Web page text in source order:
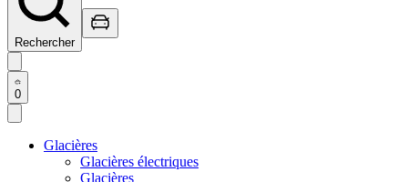
Rechercher
0
Glacières
Glacières électriques
Glacières